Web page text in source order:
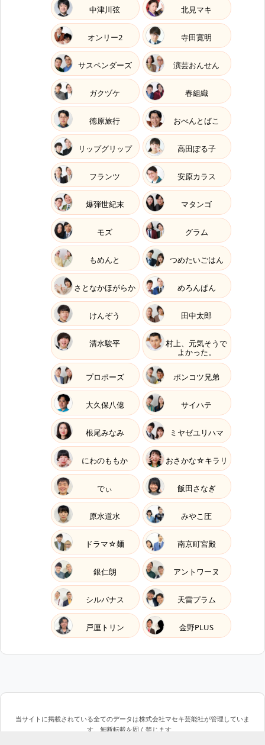
中津川弦 北見マキ
オンリー2 寺田寛明
サスペンダーズ 演芸おんせん
ガクヅケ 春組織
徳原旅行 おべんとばこ
リップグリップ 高田ぽる子
フランツ 安原カラス
爆弾世紀末 マタンゴ
モズ グラム
もめんと つめたいごはん
さとなかほがらか めろんぱん
けんぞう 田中太郎
清水駿平
村上、元気そうで
よかった。
プロポーズ ポンコツ兄弟
大久保八億 サイハテ
根尾みなみ ミヤゼユリハマ
にわのももか おさかな☆キラリ
でぃ 飯田さなぎ
原水道水 みやこ圧
ドラマ☆麺 南京町宮殿
銀仁朗 アントワーヌ
シルバナス 天雷プラム
戸厘トリン 金野PLUS
当サイトに掲載されている全てのデータは株式会社マセキ芸能社が管理していま
す。無断転載を固く禁じます。